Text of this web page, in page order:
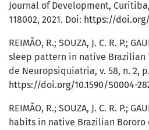
Journal of Development, Curitiba,
118002, 2021. Doi: https://doi.org/
REIMÃO, R.; SOUZA, J. C. R. P.;
sleep pattern in native Brazilian
de Neuropsiquiatria, v. 58, n. 2,
https://doi.org/10.1590/S0004-
REIMÃO, R.; SOUZA, J. C. R. P.;
habits in native Brazilian